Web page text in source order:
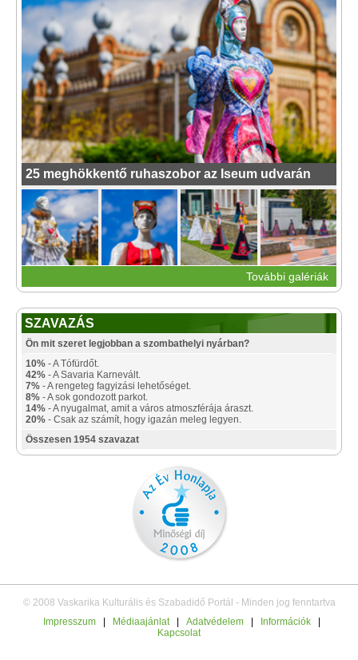
25 meghökkentő ruhaszobor az Iseum udvarán
További galériák
SZAVAZÁS
Ön mit szeret legjobban a szombathelyi nyárban?
10% - A Tófürdőt.
42% - A Savaria Karnevált.
7% - A rengeteg fagyizási lehetőséget.
8% - A sok gondozott parkot.
14% - A nyugalmat, amit a város atmoszférája áraszt.
20% - Csak az számít, hogy igazán meleg legyen.
Összesen 1954 szavazat
© 2008 Vaskarika Kulturális és Szabadidő Portál - Minden jog fenntartva
Impresszum
Médiaajánlat Adatvédelem Információk
Kapcsolat